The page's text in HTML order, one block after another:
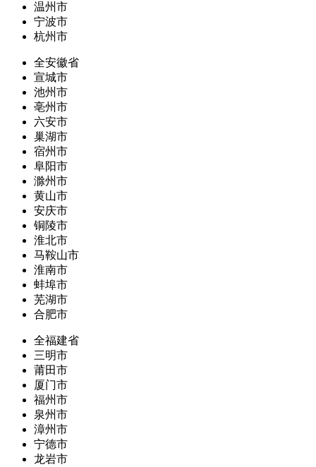
温州市
宁波市
杭州市
全安徽省
宣城市
池州市
亳州市
六安市
巢湖市
宿州市
阜阳市
滁州市
黄山市
安庆市
铜陵市
淮北市
马鞍山市
淮南市
蚌埠市
芜湖市
合肥市
全福建省
三明市
莆田市
厦门市
福州市
泉州市
漳州市
宁德市
龙岩市